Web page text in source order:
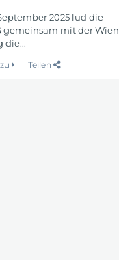
2025 lud die
gemeinsam mit der Wien
die...
Teilen